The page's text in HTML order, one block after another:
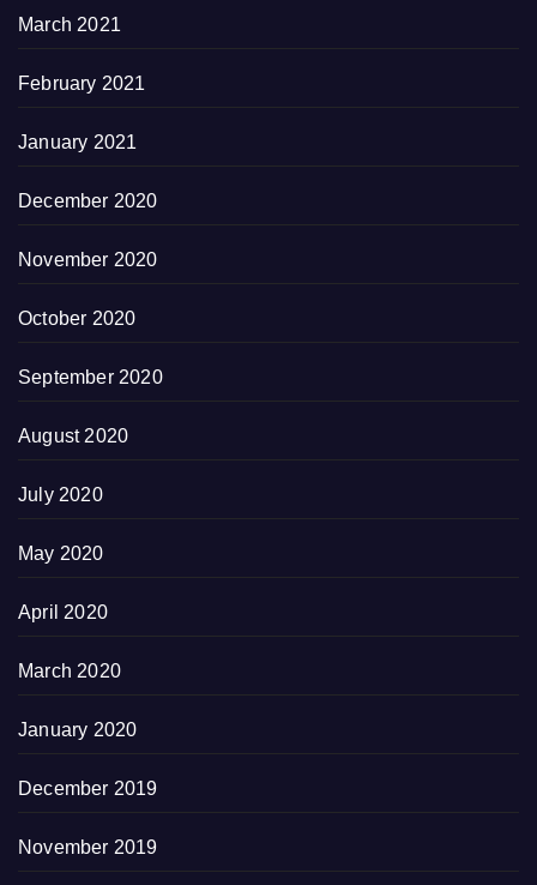
March 2021
February 2021
January 2021
December 2020
November 2020
October 2020
September 2020
August 2020
July 2020
May 2020
April 2020
March 2020
January 2020
December 2019
November 2019